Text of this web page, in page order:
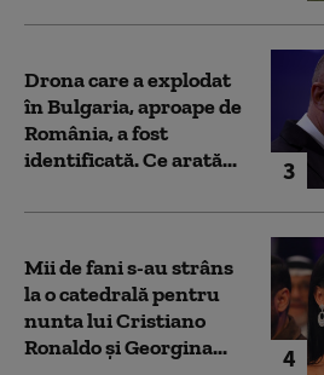
3
Drona care a explodat
în Bulgaria, aproape de
România, a fost
identificată. Ce arată...
4
Mii de fani s-au strâns
la o catedrală pentru
nunta lui Cristiano
Ronaldo şi Georgina...